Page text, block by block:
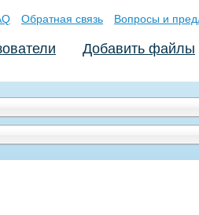
Обратная связь Вопросы и
Добавить файлы